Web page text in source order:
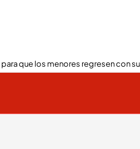
que los menores regresen con